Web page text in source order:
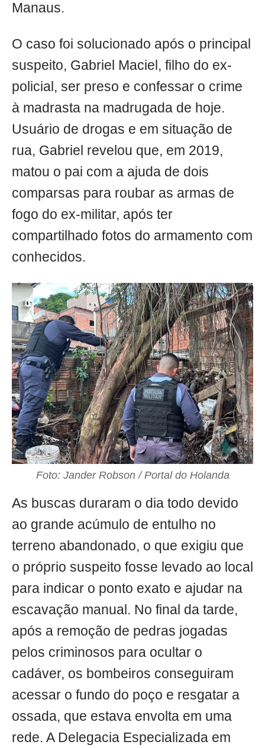
Manaus.
O caso foi solucionado após o principal
suspeito, Gabriel Maciel, filho do ex-
policial, ser preso e confessar o crime
à madrasta na madrugada de hoje.
Usuário de drogas e em situação de
rua, Gabriel revelou que, em 2019,
matou o pai com a ajuda de dois
comparsas para roubar as armas de
fogo do ex-militar, após ter
compartilhado fotos do armamento com
conhecidos.
Foto: Jander Robson / Portal do Holanda
As buscas duraram o dia todo devido
ao grande acúmulo de entulho no
terreno abandonado, o que exigiu que
o próprio suspeito fosse levado ao local
para indicar o ponto exato e ajudar na
escavação manual. No final da tarde,
após a remoção de pedras jogadas
pelos criminosos para ocultar o
cadáver, os bombeiros conseguiram
acessar o fundo do poço e resgatar a
ossada, que estava envolta em uma
rede. A Delegacia Especializada em